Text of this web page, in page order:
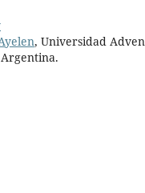
, Universidad
Argentina.